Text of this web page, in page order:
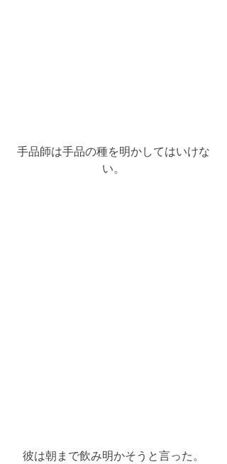
手品師は手品の種を明かしてはいけな
い。
彼は朝まで飲み明かそうと言った。